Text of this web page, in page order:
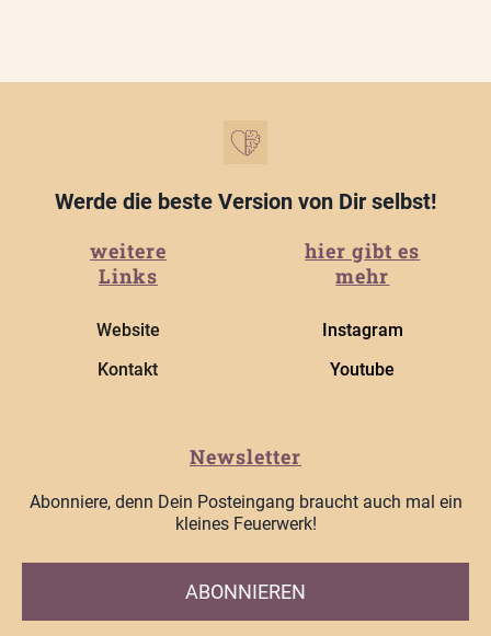
Werde die beste Version von Dir selbst!
weitere
Links
Website
Kontakt
hier gibt es
mehr
Instagram
Youtube
Newsletter
Abonniere, denn Dein Posteingang braucht auch mal ein
kleines Feuerwerk!
ABONNIEREN